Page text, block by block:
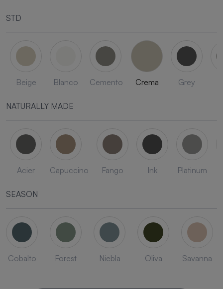
STD
Beige Blanco Cemento Crema Grey
NATURALLY MADE
Acier Capuccino Fango Ink Platinum
SEASON
Cobalto Forest Niebla Oliva Savanna